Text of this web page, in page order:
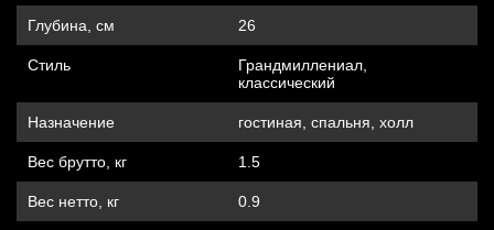
Глубина, см 26
Стиль
Грандмиллениал,
классический
Назначение гостиная, спальня, холл
Вес брутто, кг 1.5
Вес нетто, кг 0.9